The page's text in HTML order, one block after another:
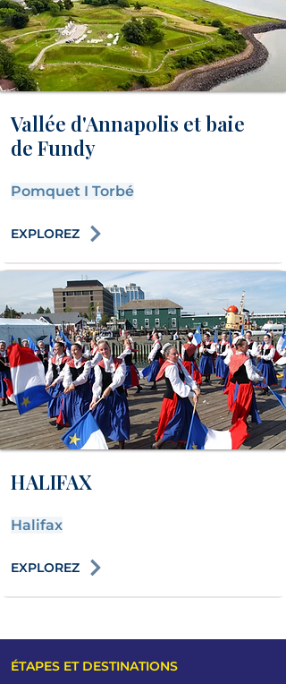
Vallée d'Annapolis et baie
de Fundy
Pomquet I Torbé
EXPLOREZ
HALIFAX
Halifax
EXPLOREZ
ÉTAPES ET DESTINATIONS